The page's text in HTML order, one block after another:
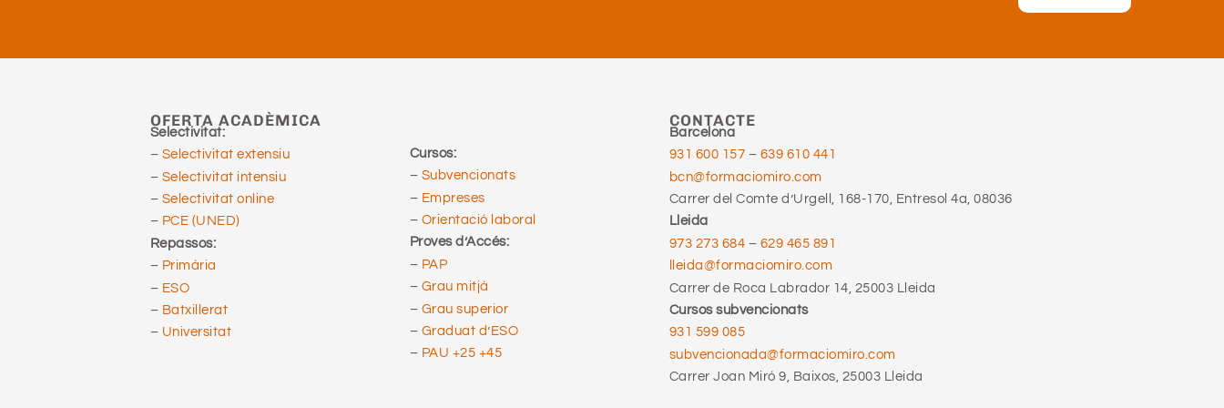
OFERTA ACADÈMICA
Selectivitat:
– Selectivitat extensiu
– Selectivitat intensiu
– Selectivitat online
– PCE (UNED)
Repassos:
– Primària
– ESO
– Batxillerat
– Universitat
Cursos:
– Subvencionats
– Empreses
– Orientació laboral
Proves d’Accés:
– PAP
– Grau mitjà
– Grau superior
– Graduat d’ESO
– PAU +25 +45
CONTACTE
Barcelona
931 600 157 – 639 610 441
bcn@formaciomiro.com
Carrer del Comte d’Urgell, 168-170, Entresol 4a, 08036
Lleida
973 273 684 – 629 465 891
lleida@formaciomiro.com
Carrer de Roca Labrador 14, 25003 Lleida
Cursos subvencionats
931 599 085
subvencionada@formaciomiro.com
Carrer Joan Miró 9, Baixos, 25003 Lleida